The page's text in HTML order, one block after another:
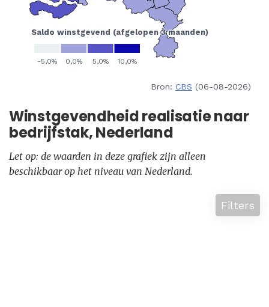
Bron: CBS (06-08-2026)
Winstgevendheid realisatie naar
bedrijfstak, Nederland
Let op: de waarden in deze grafiek zijn alleen
beschikbaar op het niveau van Nederland.
Filters